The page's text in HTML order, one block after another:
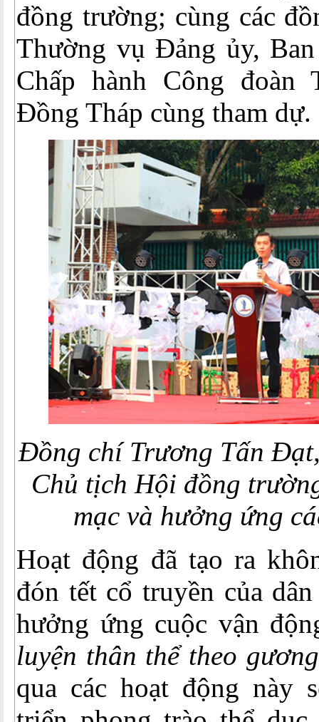
đồng trường; cùng các
Thường vụ Đảng ủy,
Chấp hành Công đoàn
Đồng Tháp cùng tham dự.
Đồng chí Trương Tấn
Chủ tịch Hội đồng
mạc và hưởng ứng
Hoạt động đã tạo ra
đón tết cổ truyền của
hưởng ứng cuộc vận
luyện thân thể theo
qua các hoạt động này